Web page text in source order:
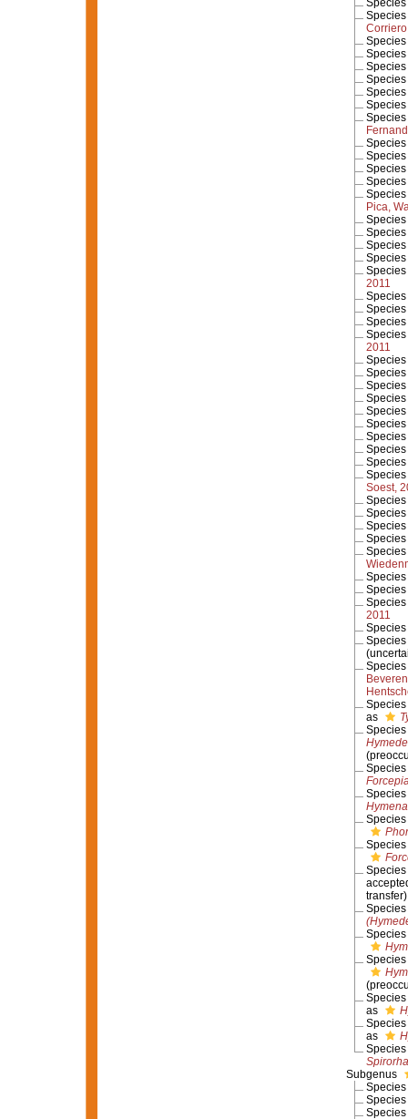
Species
Species
Species
Species
Species
Species
Species
Species
Species
Species
Species
Species
Species
Species
Pica,
Species
Species
Species
Species
Species
2011
Species
Species
Species
Species
2011
Species
Species
Species
Species
Species
Species
Species
Species
Species
Species
Soest,
Species
Species
Species
Species
Species
Species
Species
Species
2011
Species
Species
(
Species
Species
as
Species
Species
Species
Species
Species
Species
transfer)
Species
Species
Species
Species
as
Species
as
Species
Subgenus
Species
Species
Species